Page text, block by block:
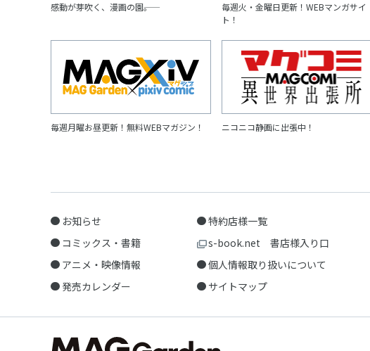
感動が芽吹く、漫画の園――。
毎週火・金曜日更新！WEBマンガサイ
ト！
毎週月曜お昼更新！無料WEBマガジン！ ニコニコ静画に出張中！
お知らせ
コミックス・書籍
アニメ・映像情報
発売カレンダー
特約店様一覧
s-book.net 書店様入り口
個人情報取り扱いについて
サイトマップ